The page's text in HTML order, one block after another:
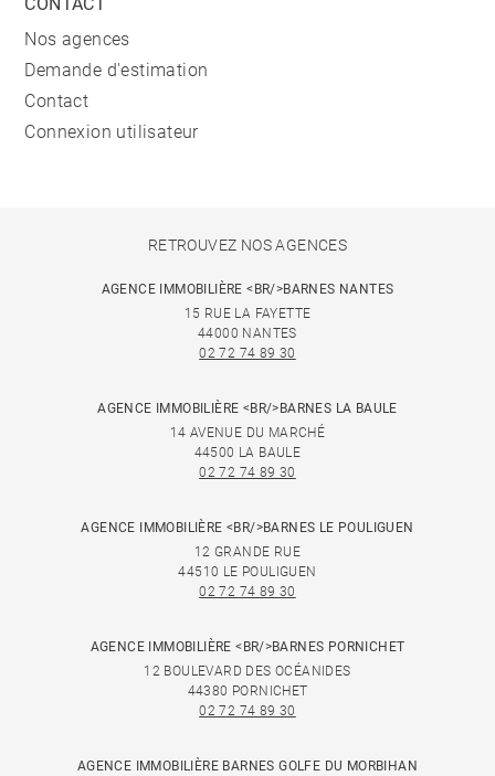
Nos agences
Demande d'estimation
Contact
Connexion utilisateur
RETROUVEZ NOS AGENCES
AGENCE IMMOBILIÈRE <BR/>BARNES NANTES
15 RUE LA FAYETTE
44000 NANTES
02 72 74 89 30
AGENCE IMMOBILIÈRE <BR/>BARNES LA BAULE
14 AVENUE DU MARCHÉ
44500 LA BAULE
02 72 74 89 30
AGENCE IMMOBILIÈRE <BR/>BARNES LE POULIGUEN
12 GRANDE RUE
44510 LE POULIGUEN
02 72 74 89 30
AGENCE IMMOBILIÈRE <BR/>BARNES PORNICHET
12 BOULEVARD DES OCÉANIDES
44380 PORNICHET
02 72 74 89 30
AGENCE IMMOBILIÈRE BARNES GOLFE DU MORBIHAN